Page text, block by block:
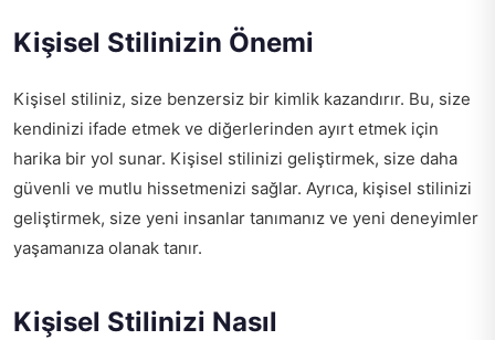
Kişisel Stilinizin Önemi
Kişisel stiliniz, size benzersiz bir kimlik kazandırır. Bu, size
kendinizi ifade etmek ve diğerlerinden ayırt etmek için
harika bir yol sunar. Kişisel stilinizi geliştirmek, size daha
güvenli ve mutlu hissetmenizi sağlar. Ayrıca, kişisel stilinizi
geliştirmek, size yeni insanlar tanımanız ve yeni deneyimler
yaşamanıza olanak tanır.
Kişisel Stilinizi Nasıl